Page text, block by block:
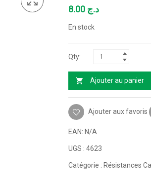
د.ج
En stock
Ajouter au panier
Ajouter aux favoris
EAN: N/A
UGS : 4623
Catégorie : Résistances